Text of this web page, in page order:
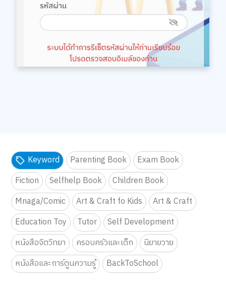
Keyword Parenting Book
Exam Book
Fiction
Selfhelp Book
Children Book
Mnaga/Comic
Art & Craft fo Kids
Art & Craft
Education Toy
Tutor
Self Development
หนังสือจิตวิทยา
ครอบครัวและเด็ก
นิยายวาย
หนังสือและการ์ตูนความรู้
BackToSchool